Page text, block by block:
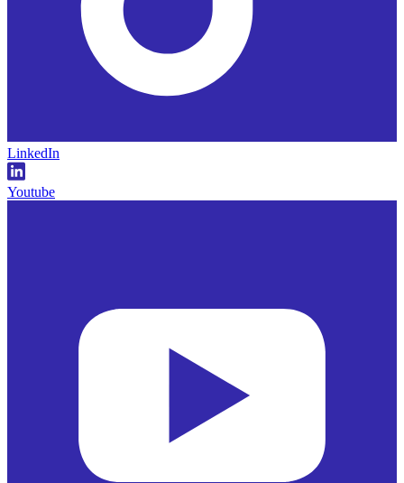
LinkedIn
Youtube